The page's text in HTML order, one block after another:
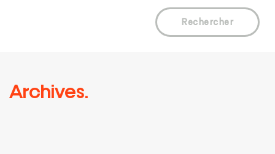
Rechercher
Archives.